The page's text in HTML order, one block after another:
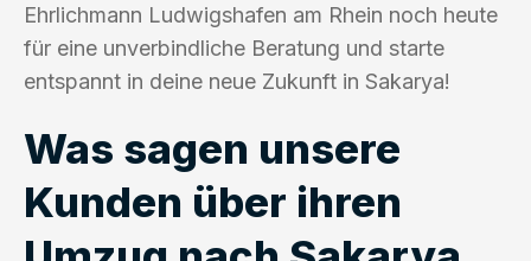
Ehrlichmann Ludwigshafen am Rhein noch heute
für eine unverbindliche Beratung und starte
entspannt in deine neue Zukunft in Sakarya!
Was sagen unsere
Kunden über ihren